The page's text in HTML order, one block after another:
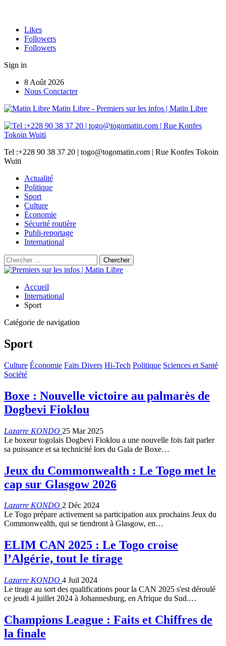
Likes
Followers
Followers
Sign in
8 Août 2026
Nous Conctacter
Matin Libre - Premiers sur les infos | Matin Libre
Tel :+228 90 38 37 20 | togo@togomatin.com | Rue Konfes Tokoin
Wuiti
Actualité
Politique
Sport
Culture
Économie
Sécurité routière
Publi-reportage
International
Accueil
International
Sport
Catégorie de navigation
Sport
Culture Économie Faits Divers Hi-Tech Politique Sciences et Santé
Société
Boxe : Nouvelle victoire au palmarès de
Dogbevi Fioklou
Lazarre KONDO 25 Mar 2025
Le boxeur togolais Dogbevi Fioklou a une nouvelle fois fait parler
sa puissance et sa technicité lors du Gala de Boxe…
Jeux du Commonwealth : Le Togo met le
cap sur Glasgow 2026
Lazarre KONDO 2 Déc 2024
Le Togo prépare activement sa participation aux prochains Jeux du
Commonwealth, qui se tiendront à Glasgow, en…
ELIM CAN 2025 : Le Togo croise
l’Algérie, tout le tirage
Lazarre KONDO 4 Juil 2024
Le tirage au sort des qualifications pour la CAN 2025 s'est déroulé
ce jeudi 4 juillet 2024 à Johannesburg, en Afrique du Sud.…
Champions League : Faits et Chiffres de
la finale